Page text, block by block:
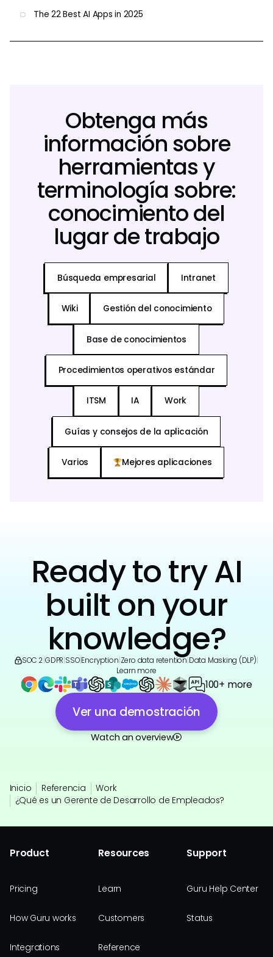
The 22 Best AI Apps in 2025
Obtenga más
información sobre
herramientas y
terminología sobre:
conocimiento del
lugar de trabajo
Búsqueda empresarial Intranet
Wiki Gestión del conocimiento
Base de conocimientos
Procedimientos operativos estándar
ITSM IA Work
Guías y consejos de la aplicación
Varios Mejores aplicaciones
Ready to try AI
built on your
knowledge?
SOC 2|GDPR|SSO|Encryption|Zero data retention|Data Masking (DLP)|
Learn more
100+ more
Ver una demostración
Watch an overview
Inicio Referencia
Work
¿Qué es un Gerente de Desarrollo de Empleados?
Product
Pricing
How Guru works
Integrations
Resources
Learn
Customers
Reference
Support
Guru Help Center
Status